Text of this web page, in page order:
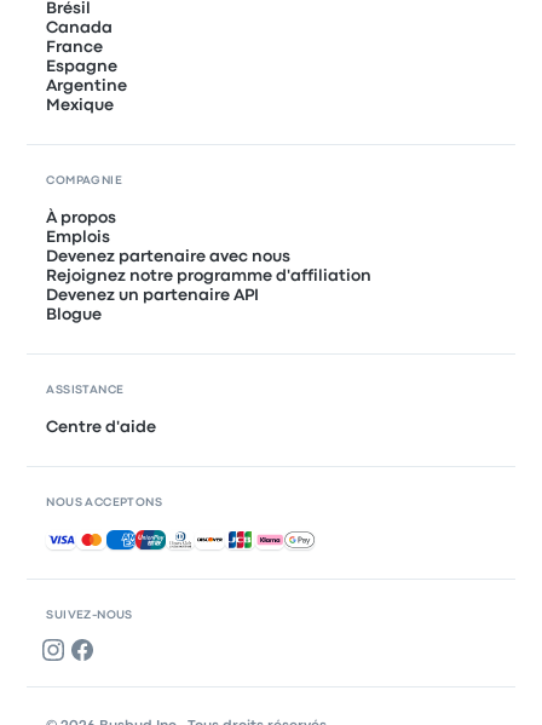
SUIVEZ-NOUS
Brésil
Canada
France
Espagne
Argentine
Mexique
COMPAGNIE
À propos
Emplois
Devenez partenaire avec nous
Rejoignez notre programme d'affiliation
Devenez un partenaire API
Blogue
ASSISTANCE
Centre d'aide
NOUS ACCEPTONS
Paiements acceptés